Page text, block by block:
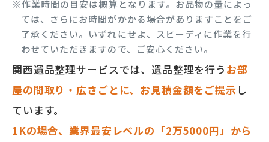
関西遺品整理サービスでは、遺品整理を行う お部
屋の間取り・広さごとに、お見積金額をご提示 し
ています。
1Kの場合、業界最安レベルの「2万5000円」から
※作業時間の目安は概算となります。お品物の量によっ
ては、さらにお時間がかかる場合がありますことをご
了承ください。いずれにせよ、スピーディに作業を行
わせていただきますので、ご安心ください。